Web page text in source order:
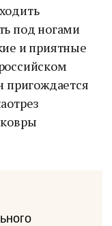
под ногами
и приятные
пригождается